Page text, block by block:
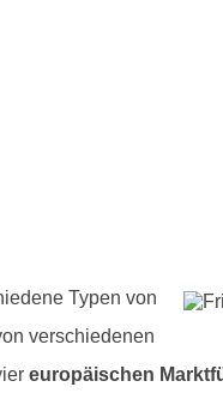
Typen von
verschiedenen
europäischen